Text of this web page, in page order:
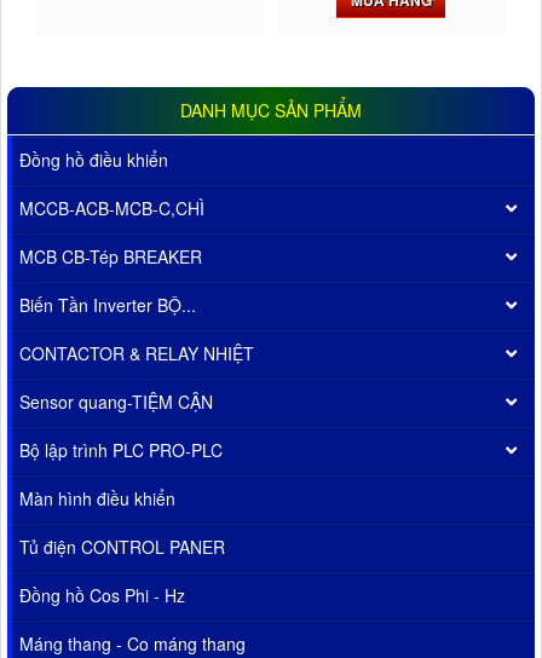
DANH MỤC SẢN PHẨM
Đồng hồ điều khiển
MCCB-ACB-MCB-C,CHÌ
MCB CB-Tép BREAKER
Biến Tần Inverter BỘ...
CONTACTOR & RELAY NHIỆT
Sensor quang-TIỆM CẬN
Bộ lập trình PLC PRO-PLC
Màn hình điều khiển
Tủ điện CONTROL PANER
Đồng hồ Cos Phi - Hz
Máng thang - Co máng thang